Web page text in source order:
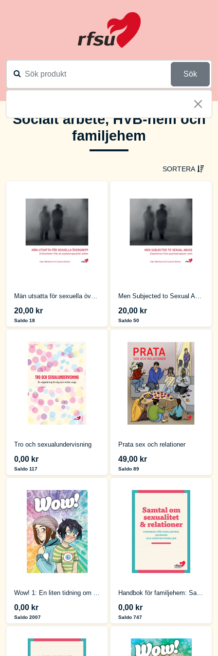
Sök
Socialt arbete, HVB-hem och
familjehem
SORTERA
Män utsatta för sexuella övergrepp
20,00 kr
Saldo 18
Men Subjected to Sexual Abuse
20,00 kr
Saldo 50
Tro och sexualundervisning
0,00 kr
Saldo 117
Prata sex och relationer
49,00 kr
Saldo 89
Wow! 1: En liten tidning om stora frågor [skoltidning]
0,00 kr
Saldo 2007
Handbok för familjehem: Samtal om sexualitet & relation
0,00 kr
Saldo 747